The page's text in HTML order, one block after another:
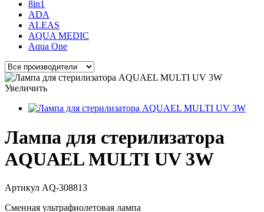
8in1
ADA
ALEAS
AQUA MEDIC
Aqua One
Увеличить
Лампа для стерилизатора
AQUAEL MULTI UV 3W
Артикул AQ-308813
Сменная ультрафиолетовая лампа